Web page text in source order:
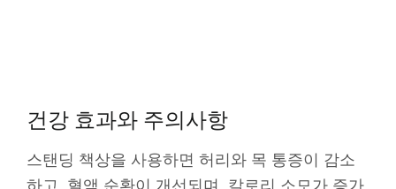
건강 효과와 주의사항
스탠딩 책상을 사용하면 허리와 목 통증이 감소
하고, 혈액 순환이 개선되며, 칼로리 소모가 증가